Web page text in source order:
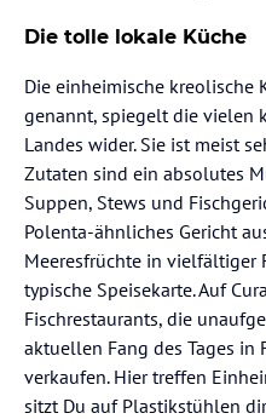
Die tolle lokale Küche
Die einheimische kreolische
genannt, spiegelt die vielen
Landes wider. Sie ist meist
Zutaten sind ein absolutes
Suppen, Stews und
Polenta-ähnliches Gericht
Meeresfrüchte in vielfältiger
typische Speisekarte. Auf
Fischrestaurants, die
aktuellen Fang des Tages in
verkaufen. Hier treffen
sitzt Du auf Plastikstühlen